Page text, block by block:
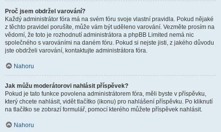
Proč jsem obdržel varování?
Každý administrátor fóra má na svém fóru svoje vlastní pravidla. Pokud nějaké
z těchto pravidel porušíte, může vám být uděleno varování. Vezměte prosím na
vědomí, že toto je rozhodnutí administrátora a phpBB Limited nemá nic
společného s varováními na daném fóru. Pokud si nejste jisti, z jakého důvodu
jste obdrželi varování, kontaktujte administrátora fóra.
Nahoru
Jak můžu moderátorovi nahlásit příspěvek?
Pokud je tato funkce povolena administrátorem fóra, měli byste v příspěvku,
který chcete nahlásit, vidět tlačítko (ikonu) pro nahlášení příspěvku. Po kliknutí
na tlačítko se zobrazí formulář, pomocí kterého můžete příspěvek nahlásit.
Nahoru